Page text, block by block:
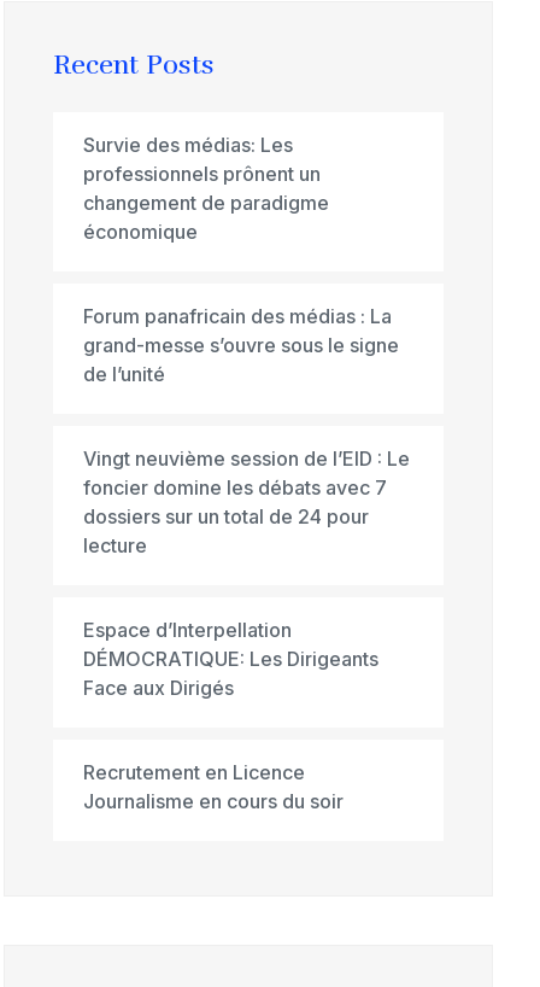
Recent Posts
Survie des médias: Les
professionnels prônent un
changement de paradigme
économique
Forum panafricain des médias : La
grand-messe s’ouvre sous le signe
de l’unité
Vingt neuvième session de l’EID : Le
foncier domine les débats avec 7
dossiers sur un total de 24 pour
lecture
Espace d’Interpellation
DÉMOCRATIQUE: Les Dirigeants
Face aux Dirigés
Recrutement en Licence
Journalisme en cours du soir